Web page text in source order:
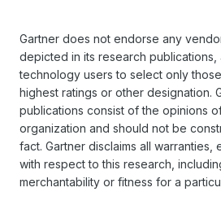
Gartner does not endorse any
depicted in its research
technology users to select only
highest ratings or other designation.
publications consist of the opinions
organization and should not be
fact. Gartner disclaims all warranties,
with respect to this research,
merchantability or fitness for a